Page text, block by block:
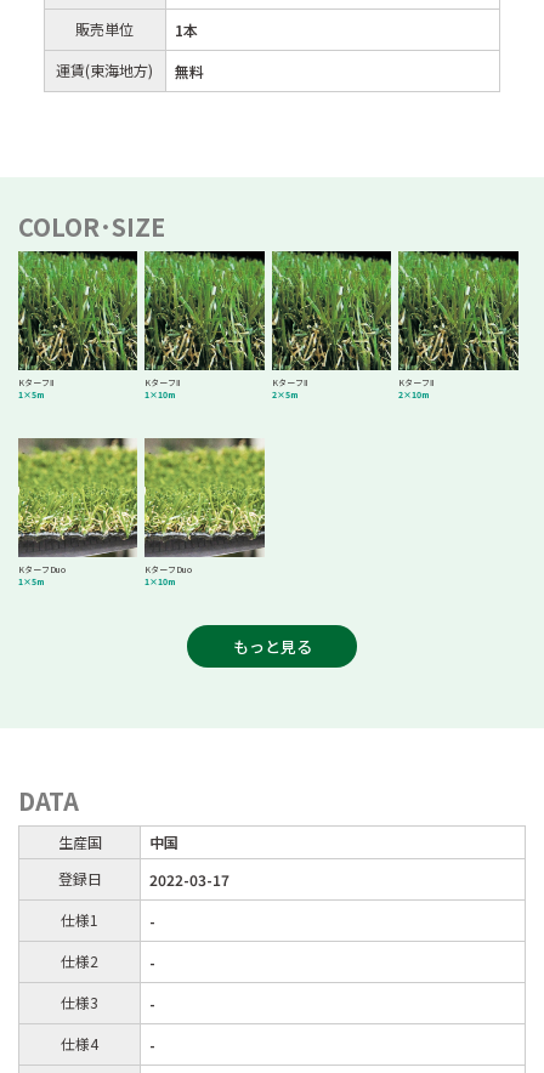
販売単位
1本
運賃(東海地方)
無料
COLOR･SIZE
KターフⅡ
1×5m
KターフⅡ
1×10m
KターフⅡ
2×5m
KターフⅡ
2×10m
KターフDuo
1×5m
KターフDuo
1×10m
もっと見る
DATA
生産国
中国
登録日
2022-03-17
仕様1
-
仕様2
-
仕様3
-
仕様4
-